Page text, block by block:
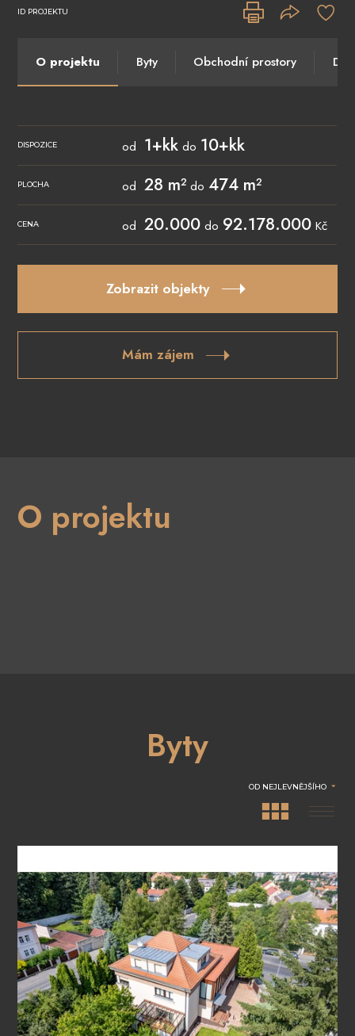
ID PROJEKTU
O projektu Byty Obchodní prostory
DISPOZICE od 1+kk do 10+kk
PLOCHA od28 m² do 474 m²
CENA od20.000 do 92.178.000 Kč
Zobrazit objekty
Mám zájem
O projektu
Byty
OD NEJLEVNĚJŠÍHO